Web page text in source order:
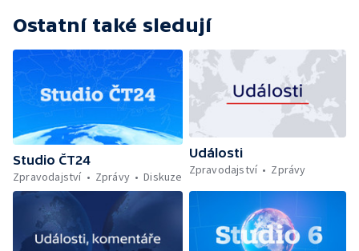
Ostatní také sledují
Studio ČT24
Zpravodajství
Zprávy Diskuze
Události
Zpravodajství
Zprávy